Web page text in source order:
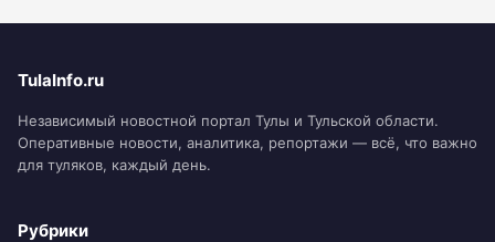
TulaInfo.ru
Независимый новостной портал Тулы и Тульской области.
Оперативные новости, аналитика, репортажи — всё, что важно
для туляков, каждый день.
Рубрики